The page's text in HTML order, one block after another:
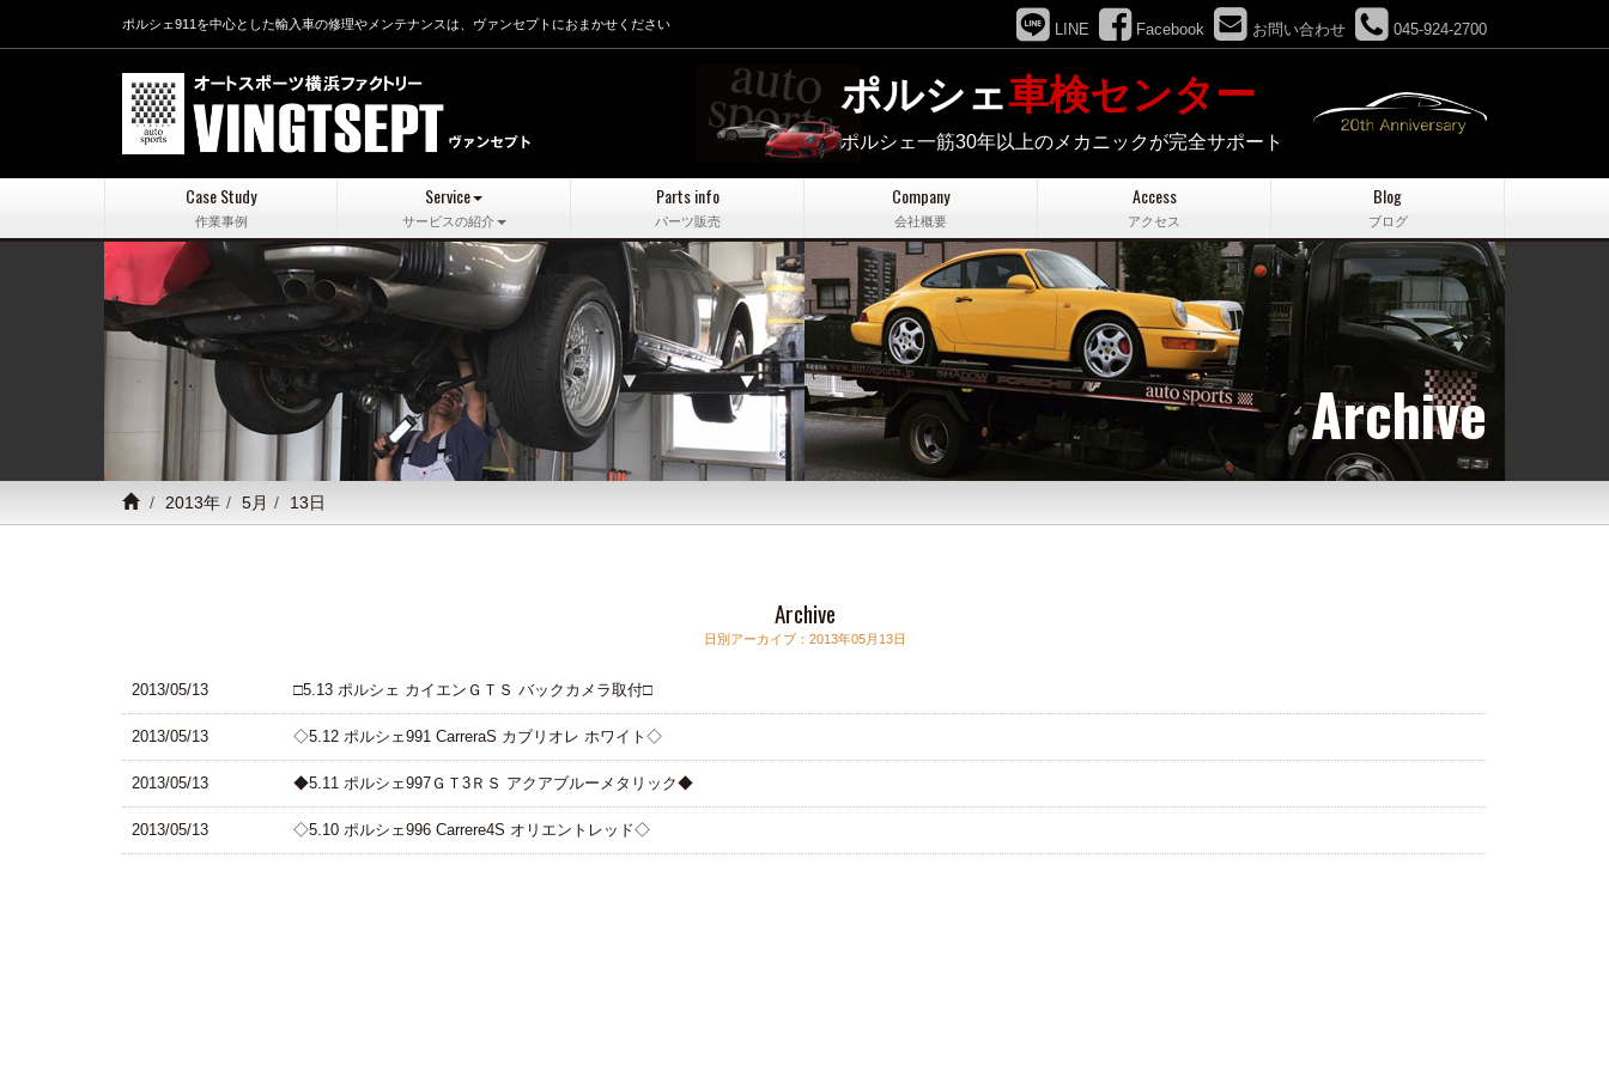
ポルシェ911を中心とした輸入車の修理やメンテナンスは、ヴァンセプトにおまかせください LINE Facebook お問い合わせ 045-924-2700
ポルシェ車検センター
ポルシェ一筋30年以上のメカニックが完全サポート
Case Study
作業事例
Service
サービスの紹介
Parts info
パーツ販売
Company
会社概要
Access
アクセス
Blog
ブログ
Archive
2013年 5月 13日
Archive
日別アーカイブ：2013年05月13日
2013/05/13 □5.13 ポルシェ カイエンＧＴＳ バックカメラ取付□
2013/05/13 ◇5.12 ポルシェ991 CarreraS カブリオレ ホワイト◇
2013/05/13 ◆5.11 ポルシェ997ＧＴ3ＲＳ アクアブルーメタリック◆
2013/05/13 ◇5.10 ポルシェ996 Carrere4S オリエントレッド◇